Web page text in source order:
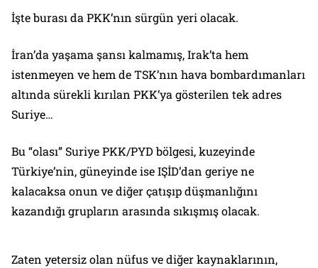
İşte burası da PKK’nın sürgün yeri olacak.
İran’da yaşama şansı kalmamış, Irak’ta hem
istenmeyen ve hem de TSK’nın hava bombardımanları
altında sürekli kırılan PKK’ya gösterilen tek adres
Suriye…
Bu “olası” Suriye PKK/PYD bölgesi, kuzeyinde
Türkiye’nin, güneyinde ise IŞİD’dan geriye ne
kalacaksa onun ve diğer çatışıp düşmanlığını
kazandığı grupların arasında sıkışmış olacak.
Zaten yetersiz olan nüfus ve diğer kaynaklarının,